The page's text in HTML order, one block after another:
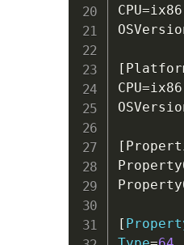
CPU=ix86
CPU=ix86
[